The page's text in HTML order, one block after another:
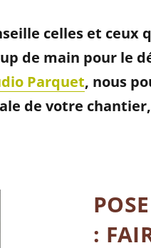
celles et ceux
de main pour le
Parquet, nous
de votre chantier,
: